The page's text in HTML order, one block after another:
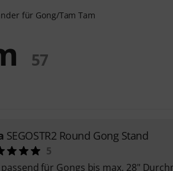
für Gong/Tam Tam
57
SEGOSTR2 Round Gong Stand
5
passend für Gongs bis max. 28"